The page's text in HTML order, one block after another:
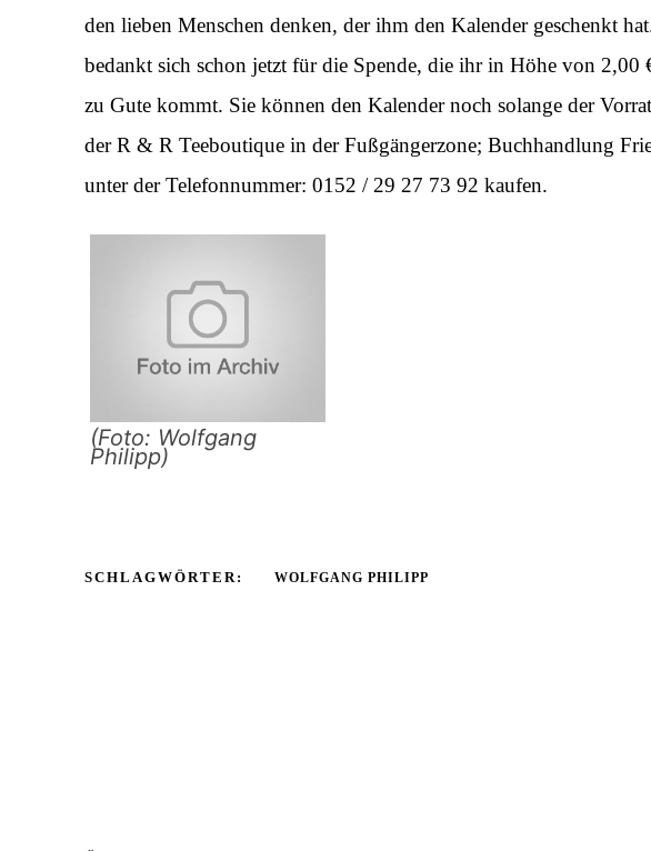
den lieben Menschen denken, der ihm den Kalender geschenkt
bedankt sich schon jetzt für die Spende, die ihr in Höhe von 2,00
zu Gute kommt. Sie können den Kalender noch solange der
der R & R Teeboutique in der Fußgängerzone; Buchhandlung
unter der Telefonnummer: 0152 / 29 27 73 92 kaufen.
(Foto: Wolfgang
Philipp)
SCHLAGWÖRTER: WOLFGANG PHILIPP